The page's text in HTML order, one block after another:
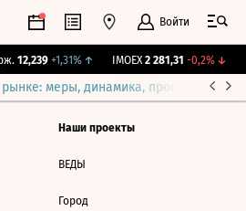
Войти
12,239 +1,31%↑ IMOEX 2 281,31 -0,2%↓
меры, динамика, прогнозы
Наши проекты
ВЕДЫ
Город